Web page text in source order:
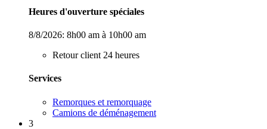
Heures d'ouverture spéciales
8/8/2026: 8h00 am à 10h00 am
Retour client 24 heures
Services
Remorques et remorquage
Camions de déménagement
3